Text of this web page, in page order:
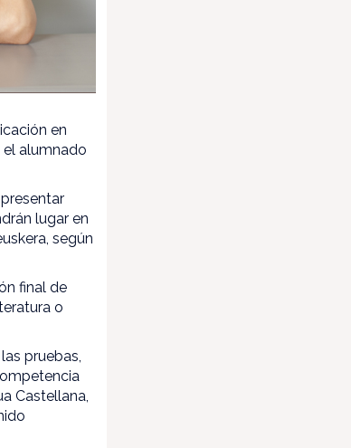
en
el alumnado
lugar en
según
final de
o
pruebas,
Castellana,